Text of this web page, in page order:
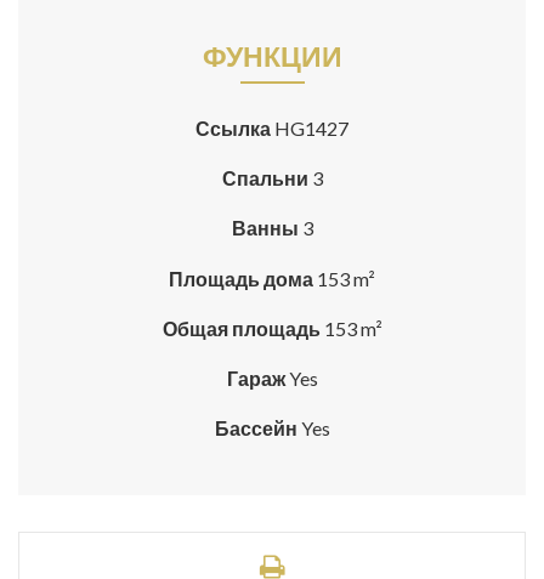
ФУНКЦИИ
Ссылка HG1427
Спальни 3
Ванны 3
Площадь дома 153 m²
Общая площадь 153 m²
ГаражYes
Бассейн Yes